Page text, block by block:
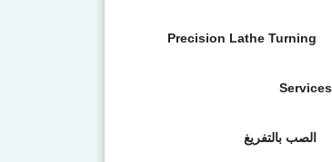
Precision Lathe Turning
Services
الصب بالتفريغ